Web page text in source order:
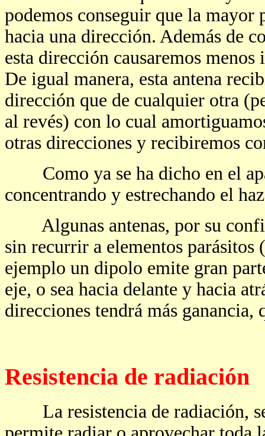
podemos conseguir que la mayor
hacia una dirección. Además de
esta dirección causaremos
De igual manera, esta antena
dirección que de cualquier otra
al revés) con lo cual
otras direcciones y recibiremos
Como ya se ha dicho en el
concentrando y estrechando el
Algunas antenas, por su
sin recurrir a elementos
ejemplo un dipolo emite gran
eje, o sea hacia delante y hacia
direcciones tendrá más
Resistencia de radiación
La resistencia de radiación,